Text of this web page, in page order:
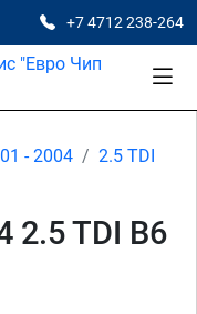
+7 4712 238-264
- 2004
2.5 TDI
2.5 TDI B6